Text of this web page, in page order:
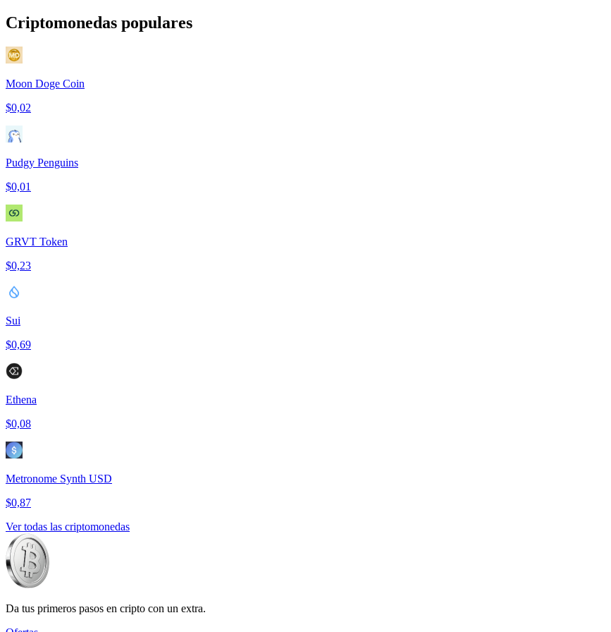
Criptomonedas populares
Moon Doge Coin
$0,02
Pudgy Penguins
$0,01
GRVT Token
$0,23
Sui
$0,69
Ethena
$0,08
Metronome Synth USD
$0,87
Ver todas las criptomonedas
Da tus primeros pasos en cripto con un extra.